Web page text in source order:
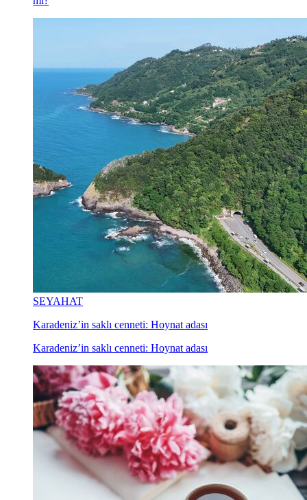
SEYAHAT
Karadeniz’in saklı cenneti: Hoynat adası
Karadeniz’in saklı cenneti: Hoynat adası